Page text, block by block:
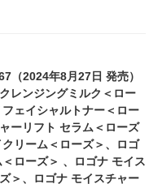
（2024年8月27日 発売）
レンジングミルク＜ロー
ェイシャルトナー＜ロー
ーリフト セラム＜ローズ
リーム＜ローズ＞、ロゴ
ローズ＞ 、ロゴナ モイス
＞、ロゴナ モイスチャー